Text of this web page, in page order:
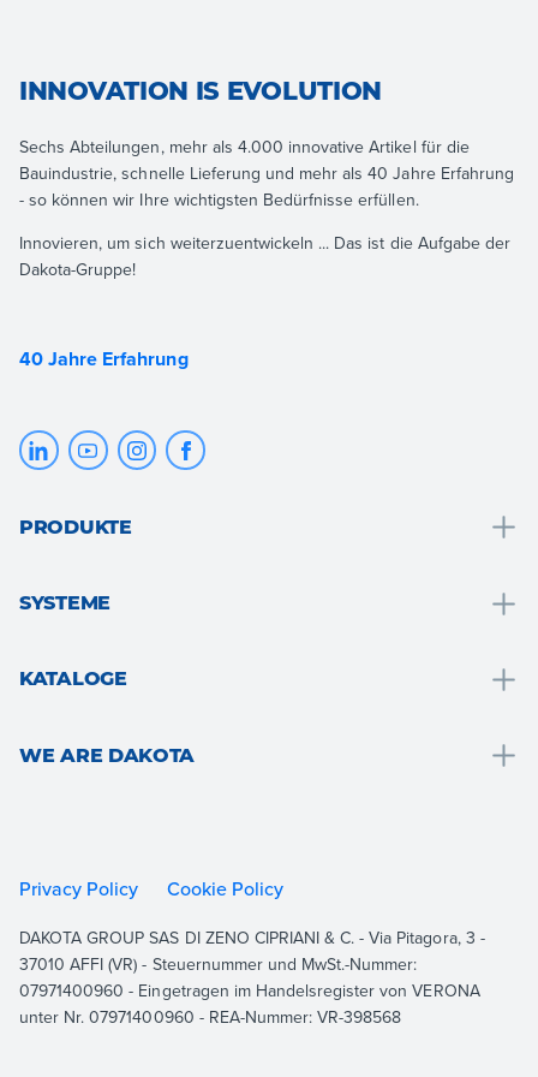
INNOVATION IS EVOLUTION
Sechs Abteilungen, mehr als 4.000 innovative Artikel für die
Bauindustrie, schnelle Lieferung und mehr als 40 Jahre Erfahrung
- so können wir Ihre wichtigsten Bedürfnisse erfüllen.
Innovieren, um sich weiterzuentwickeln ... Das ist die Aufgabe der
Dakota-Gruppe!
40 Jahre Erfahrung
PRODUKTE
Garten, terrasse und aussenanlagen
Konsolidierung und strukturelle verstärkung
Alle ansehen
SYSTEME
Befahrbaren system
Dachsystem
Haus lüftungssystem
Alle ansehen
KATALOGE
Roof
Building
WE ARE DAKOTA
Dokumentation
Privacy Policy Cookie Policy
DAKOTA GROUP SAS DI ZENO CIPRIANI & C. - Via Pitagora, 3 -
37010 AFFI (VR) - Steuernummer und MwSt.-Nummer:
07971400960 - Eingetragen im Handelsregister von VERONA
unter Nr. 07971400960 - REA-Nummer: VR-398568